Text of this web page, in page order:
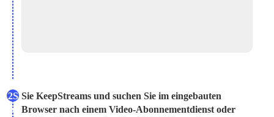
2S
tar
Sie KeepStreams und suchen Sie im eingebauten
Browser nach einem Video-Abonnementdienst oder